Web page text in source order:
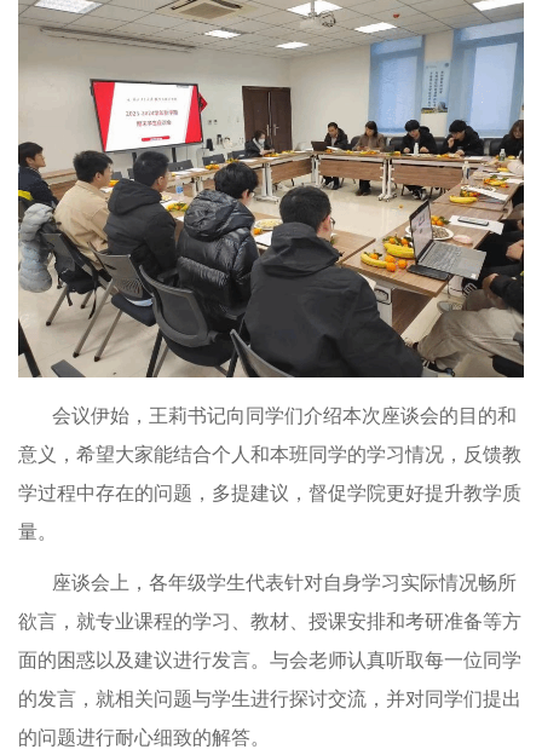
会议伊始，王莉书记向同学们介绍本次座谈会的目的和
意义，希望大家能结合个人和本班同学的学习情况，反馈教
学过程中存在的问题，多提建议，督促学院更好提升教学质
量。
座谈会上，各年级学生代表针对自身学习实际情况畅所
欲言，就专业课程的学习、教材、授课安排和考研准备等方
面的困惑以及建议进行发言。与会老师认真听取每一位同学
的发言，就相关问题与学生进行探讨交流，并对同学们提出
的问题进行耐心细致的解答。